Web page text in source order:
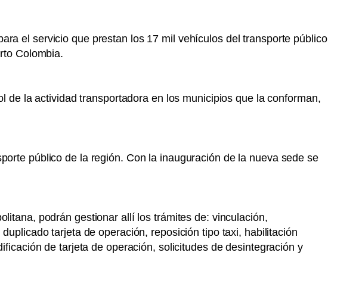
el servicio que prestan los 17 mil vehículos del transporte público
Colombia.
la actividad transportadora en los municipios que la conforman,
público de la región. Con la inauguración de la nueva sede se
podrán gestionar allí los trámites de: vinculación,
tarjeta de operación, reposición tipo taxi, habilitación
de tarjeta de operación, solicitudes de desintegración y